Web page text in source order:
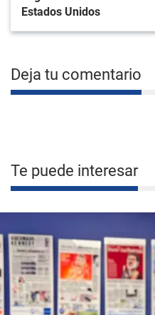
Estados Unidos
Deja tu comentario
Te puede interesar